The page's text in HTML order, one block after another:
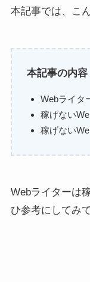
本記事では、こ
本記事の内容
Webライタ
稼げない
稼げない
Webライターは
ひ参考にしてみ